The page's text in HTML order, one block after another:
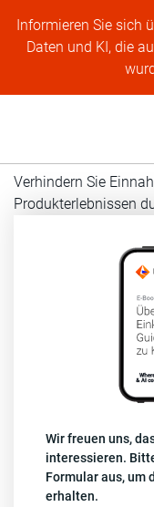
Informieren Sie sich
Daten und KI, die
Verhindern Sie
Produkterlebnissen
Wir freuen uns,
interessieren.
Formular aus, um
erhalten.